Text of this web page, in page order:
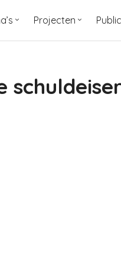
Projecten
schuldeiser